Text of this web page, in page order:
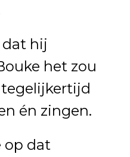
dat hij
het zou
én zingen.
op dat